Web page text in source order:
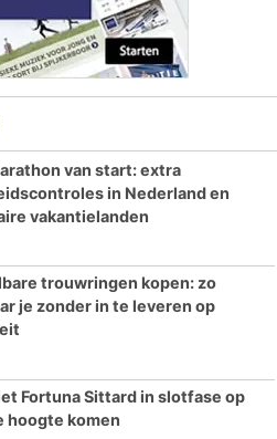
van start: extra
in Nederland en
vakantielanden
trouwringen kopen: zo
je zonder in te leveren op
Fortuna Sittard in slotfase op
hoogte komen